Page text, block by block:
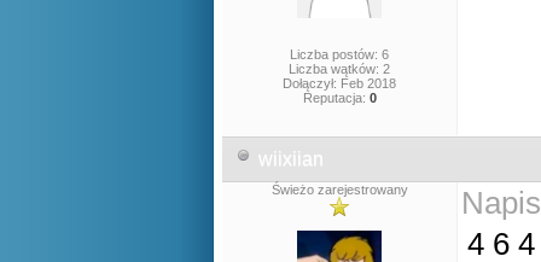
Liczba postów: 6
Liczba wątków: 2
Dołączył: Feb 2018
Reputacja: 0
wiixiian
Świeżo zarejestrowany
4 6